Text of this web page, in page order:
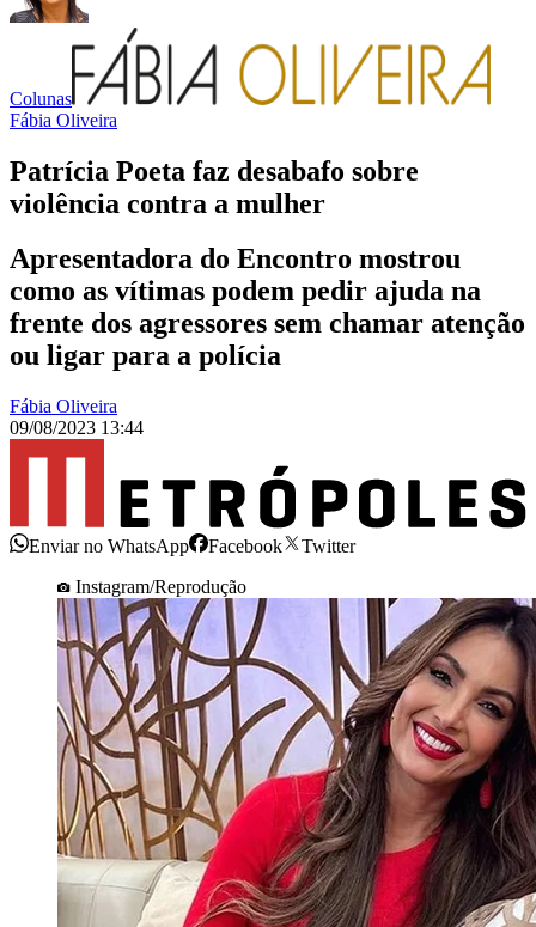
Colunas
Fábia Oliveira
Patrícia Poeta faz desabafo sobre
violência contra a mulher
Apresentadora do Encontro mostrou
como as vítimas podem pedir ajuda na
frente dos agressores sem chamar atenção
ou ligar para a polícia
Fábia Oliveira
09/08/2023 13:44
Enviar no WhatsApp Facebook
Twitter
Instagram/Reprodução